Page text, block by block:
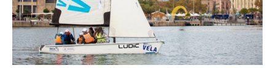
una
aliança
estratègica
per
transformar
el